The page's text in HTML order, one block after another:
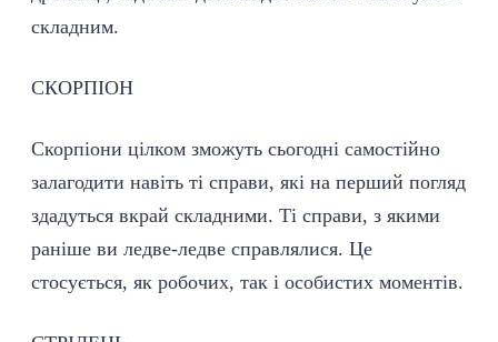
складним.
СКОРПІОН
Скорпіони цілком зможуть сьогодні самостійно
залагодити навіть ті справи, які на перший погляд
здадуться вкрай складними. Ті справи, з якими
раніше ви ледве-ледве справлялися. Це
стосується, як робочих, так і особистих моментів.